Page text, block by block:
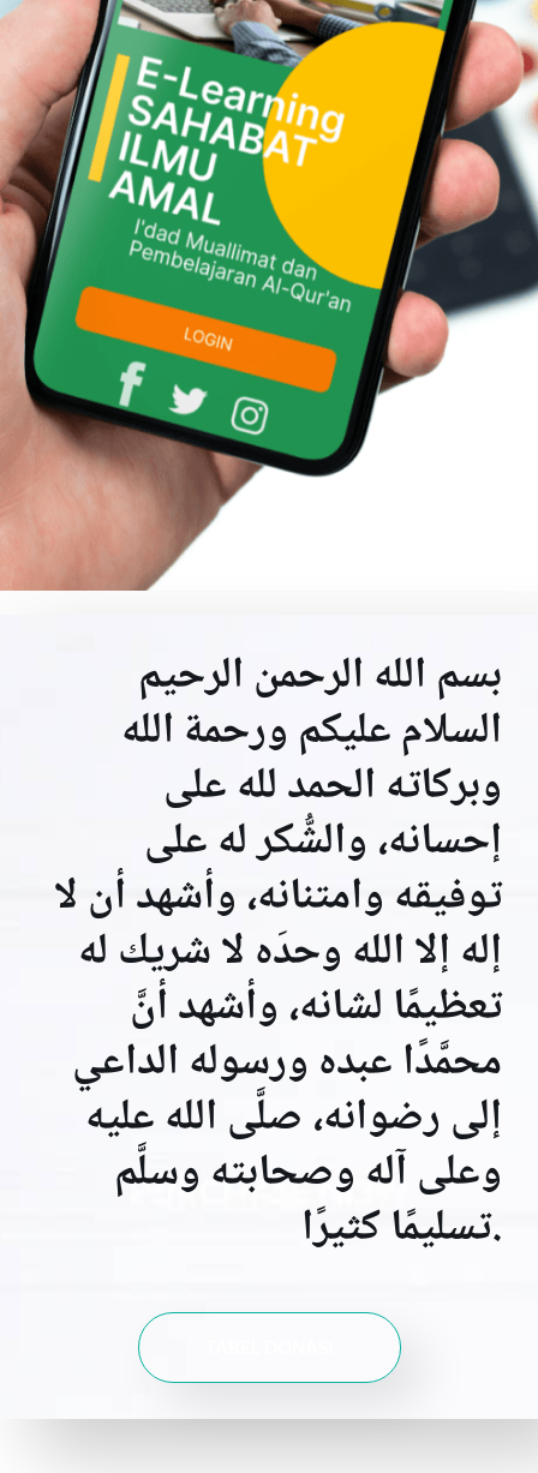
بسم الله الرحمن الرحيم
السلام عليكم ورحمة الله
وبركاته الحمد لله على
إحسانه، والشُّكر له على
توفيقه وامتنانه، وأشهد أن لا
إله إلا الله وحدَه لا شريك له
تعظيمًا لشانه، وأشهد أنَّ
محمَّدًا عبده ورسوله الداعي
إلى رضوانه، صلَّى الله عليه
وعلى آله وصحابته وسلَّم
تسليمًا كثيرًا.